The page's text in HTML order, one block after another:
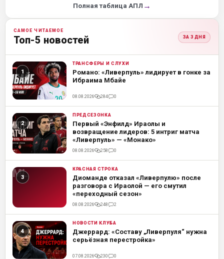
Полная таблица АПЛ →
САМОЕ ЧИТАЕМОЕ
Топ-5 новостей ЗА 3 ДНЯ
ML ТРАНСФЕРЫ И СЛУХИ
Романо: «Ливерпуль» лидирует в гонке за
Ибраима Мбайе
08.08.2026 284 0
ML ПРЕДСЕЗОНКА
Первый «Энфилд» Ираолы и
возвращение лидеров: 5 интриг матча
«Ливерпуль» — «Монако»
08.08.2026 258 0
ML КРАСНАЯ СТРОКА
Диоманде отказал «Ливерпулю» после
разговора с Ираолой — его смутил
«переходный сезон»
08.08.2026 248 2
ML НОВОСТИ КЛУБА
Джеррард: «Составу „Ливерпуля“ нужна
серьёзная перестройка»
07.08.2026 230 0